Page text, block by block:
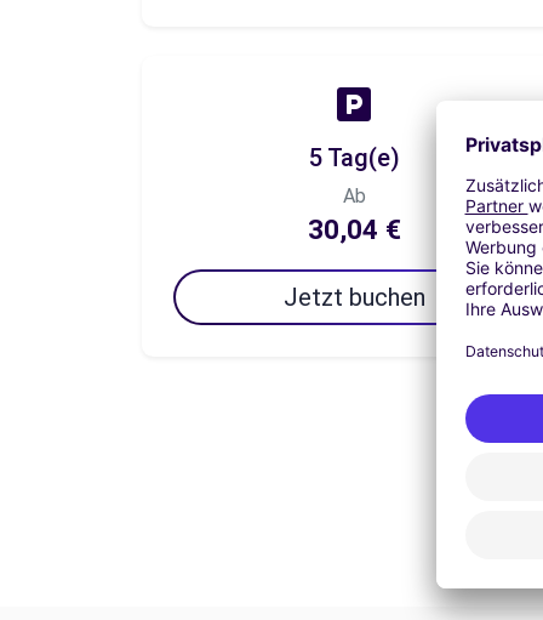
5 Tag(e)
Ab
30,04 €
Jetzt buchen